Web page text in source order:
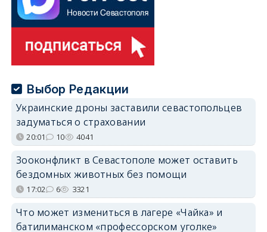
Выбор Редакции
Украинские дроны заставили севастопольцев
задуматься о страховании
20:01 10 4041
Зооконфликт в Севастополе может оставить
бездомных животных без помощи
17:02 6 3321
Что может измениться в лагере «Чайка» и
батилиманском «профессорском уголке»